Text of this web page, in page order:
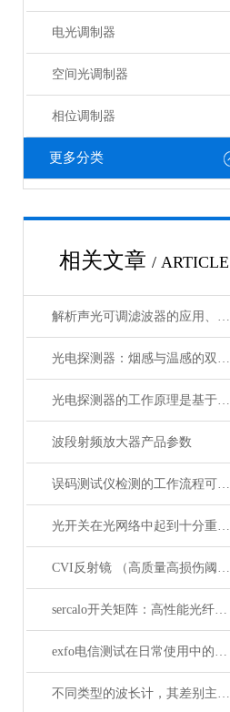
电光调制器
空间光调制器
相位调制器
更多分类
相关文章 / ARTICLE
解析声光可调滤波器的应用、原理以及使用特点
光电探测器：烟感与温感的双重角色
光电探测器的工作原理是基于光电效应
波段射频放大器产品参数
误码测试仪检测的工作流程可概括为以下几个步骤
光开关在光网络中起到十分重要的作用
CVI反射镜 （高质量高损伤阈值反射镜）产品介绍
sercalo开关矩阵：高性能光纤连接的革新者
exfo电信测试在日常使用中的特点
不同类型的波长计，其差别主要体现在以下这些地方